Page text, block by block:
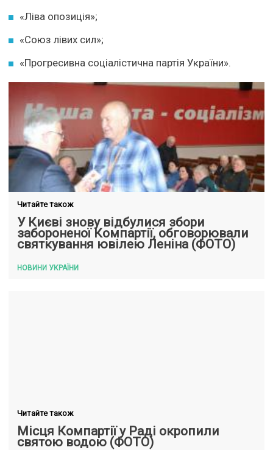
«Ліва опозиція»;
«Союз лівих сил»;
«Прогресивна соціалістична партія України».
Читайте також
У Києві знову відбулися збори
забороненої Компартії, обговорювали
святкування ювілею Леніна (ФОТО)
НОВИНИ УКРАЇНИ
Читайте також
Місця Компартії у Раді окропили
святою водою (ФОТО)